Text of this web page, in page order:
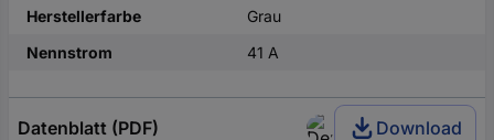
Herstellerfarbe
Grau
Nennstrom
41 A
Datenblatt (PDF) Download